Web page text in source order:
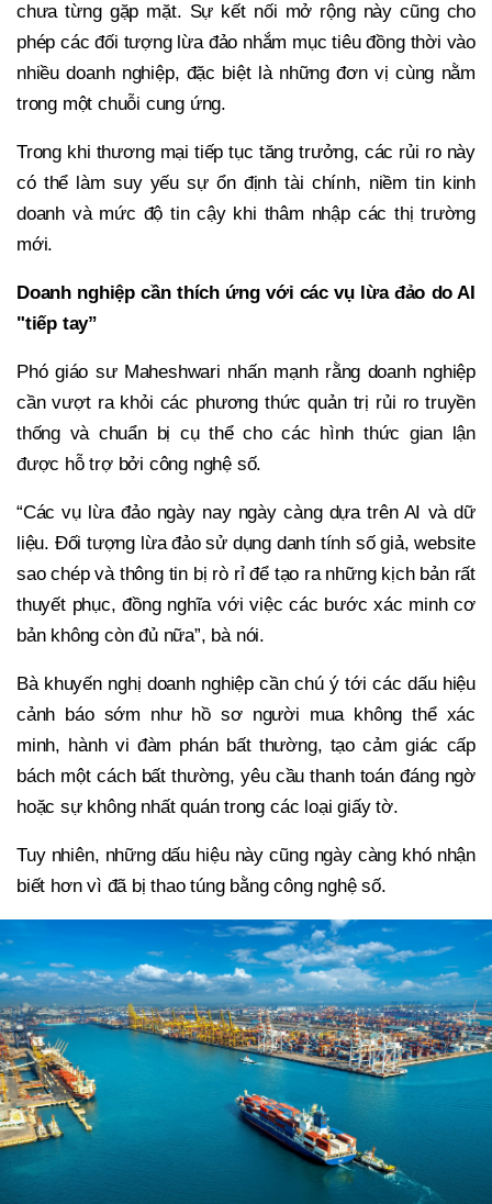
chưa từng gặp mặt. Sự kết nối mở rộng này cũng cho
phép các đối tượng lừa đảo nhắm mục tiêu đồng thời vào
nhiều doanh nghiệp, đặc biệt là những đơn vị cùng nằm
trong một chuỗi cung ứng.
Trong khi thương mại tiếp tục tăng trưởng, các rủi ro này
có thể làm suy yếu sự ổn định tài chính, niềm tin kinh
doanh và mức độ tin cậy khi thâm nhập các thị trường
mới.
Doanh nghiệp cần thích ứng với các vụ lừa đảo do AI
"tiếp tay”
Phó giáo sư Maheshwari nhấn mạnh rằng doanh nghiệp
cần vượt ra khỏi các phương thức quản trị rủi ro truyền
thống và chuẩn bị cụ thể cho các hình thức gian lận
được hỗ trợ bởi công nghệ số.
“Các vụ lừa đảo ngày nay ngày càng dựa trên AI và dữ
liệu. Đối tượng lừa đảo sử dụng danh tính số giả, website
sao chép và thông tin bị rò rỉ để tạo ra những kịch bản rất
thuyết phục, đồng nghĩa với việc các bước xác minh cơ
bản không còn đủ nữa”, bà nói.
Bà khuyến nghị doanh nghiệp cần chú ý tới các dấu hiệu
cảnh báo sớm như hồ sơ người mua không thể xác
minh, hành vi đàm phán bất thường, tạo cảm giác cấp
bách một cách bất thường, yêu cầu thanh toán đáng ngờ
hoặc sự không nhất quán trong các loại giấy tờ.
Tuy nhiên, những dấu hiệu này cũng ngày càng khó nhận
biết hơn vì đã bị thao túng bằng công nghệ số.